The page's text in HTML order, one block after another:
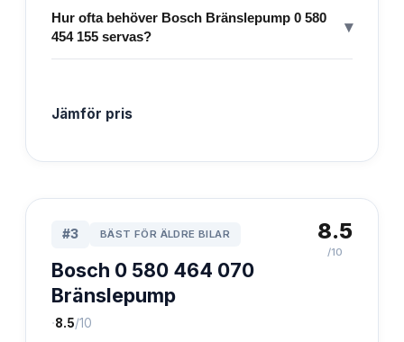
Hur ofta behöver Bosch Bränslepump 0 580
454 155 servas?
▾
Jämför pris
#3 BÄST FÖR ÄLDRE BILAR
Bosch 0 580 464 070
Bränslepump
·8.5/10
8.5
/10